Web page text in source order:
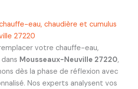
eau, chaudière et cumulus
27220
votre chauffe-eau,
Mousseaux-Neuville 27220,
dès la phase de réflexion avec
Nos experts analysent vos